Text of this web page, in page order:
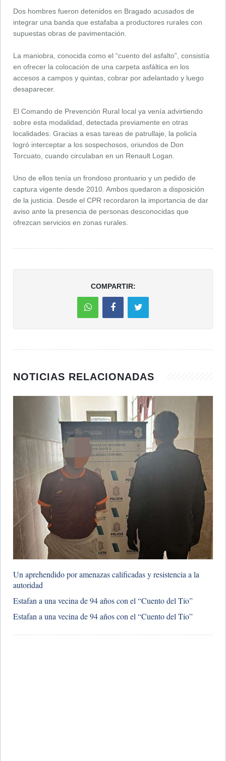
Dos hombres fueron detenidos en Bragado acusados de
integrar una banda que estafaba a productores rurales con
supuestas obras de pavimentación.
La maniobra, conocida como el “cuento del asfalto”, consistía
en ofrecer la colocación de una carpeta asfáltica en los
accesos a campos y quintas, cobrar por adelantado y luego
desaparecer.
El Comando de Prevención Rural local ya venía advirtiendo
sobre esta modalidad, detectada previamente en otras
localidades. Gracias a esas tareas de patrullaje, la policía
logró interceptar a los sospechosos, oriundos de Don
Torcuato, cuando circulaban en un Renault Logan.
Uno de ellos tenía un frondoso prontuario y un pedido de
captura vigente desde 2010. Ambos quedaron a disposición
de la justicia. Desde el CPR recordaron la importancia de dar
aviso ante la presencia de personas desconocidas que
ofrezcan servicios en zonas rurales.
COMPARTIR:
NOTICIAS RELACIONADAS
​Un aprehendido por amenazas calificadas y resistencia a la
autoridad
​Estafan a una vecina de 94 años con el “Cuento del Tío”
​Estafan a una vecina de 94 años con el “Cuento del Tío”